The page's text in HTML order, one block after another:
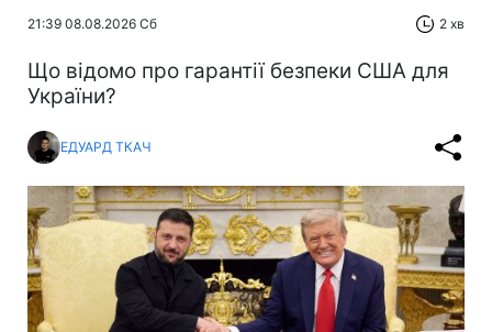
21:39 08.08.2026 Сб 2 хв
Що відомо про гарантії безпеки США для
України?
ЕДУАРД ТКАЧ